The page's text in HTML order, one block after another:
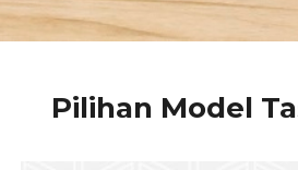
Pilihan Model